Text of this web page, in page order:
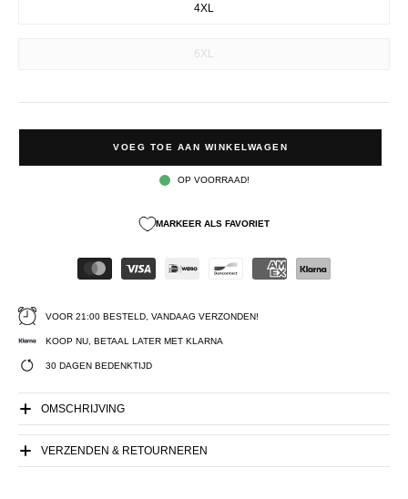
4XL
6XL
VOEG TOE AAN WINKELWAGEN
OP VOORRAAD!
MARKEER ALS FAVORIET
VOOR 21:00 BESTELD, VANDAAG VERZONDEN!
KOOP NU, BETAAL LATER MET KLARNA
30 DAGEN BEDENKTIJD
OMSCHRIJVING
VERZENDEN & RETOURNEREN